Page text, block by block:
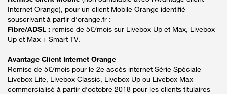
Internet Orange), pour un client Mobile Orange identifié
souscrivant à partir d’orange.fr :
Fibre/ADSL : remise de 5€/mois sur Livebox Up et Max, Livebox
Up et Max + Smart TV.
Avantage Client Internet Orange
Remise de 5€/mois pour le 2e accès internet Série Spéciale
Livebox Lite, Livebox Classic, Livebox Up ou Livebox Max
commercialisé à partir d’octobre 2018 pour les clients titulaires